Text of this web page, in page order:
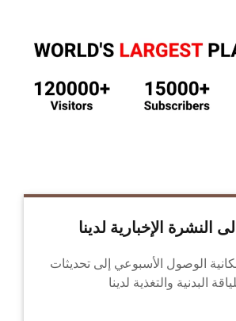
النشرة الإخبارية لدينا
الوصول الأسبوعي إلى تحديثات